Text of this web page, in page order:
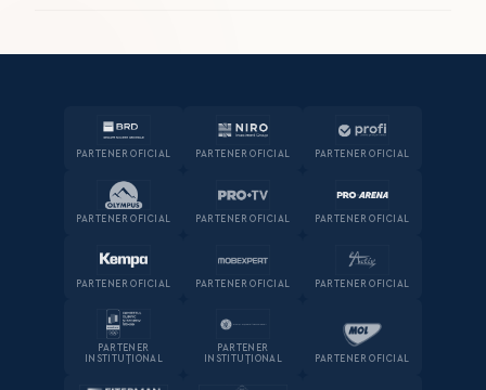
PARTENER OFICIAL PARTENER OFICIAL PARTENER OFICIAL
PARTENER OFICIAL PARTENER OFICIAL PARTENER OFICIAL
PARTENER OFICIAL PARTENER OFICIAL PARTENER OFICIAL
PARTENER
INSTITUȚIONAL
PARTENER
INSTITUȚIONAL
PARTENER OFICIAL